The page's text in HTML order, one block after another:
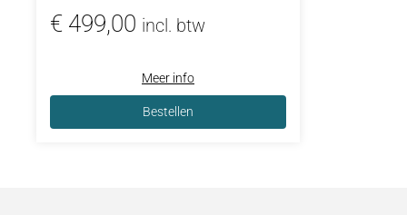
€ 499,00 incl. btw
Meer info
Bestellen